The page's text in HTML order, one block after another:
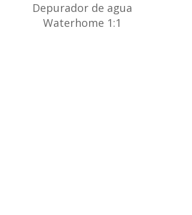
Depurador de agua
Waterhome 1:1